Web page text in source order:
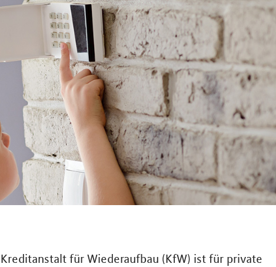
für Wiederaufbau (KfW) ist für private